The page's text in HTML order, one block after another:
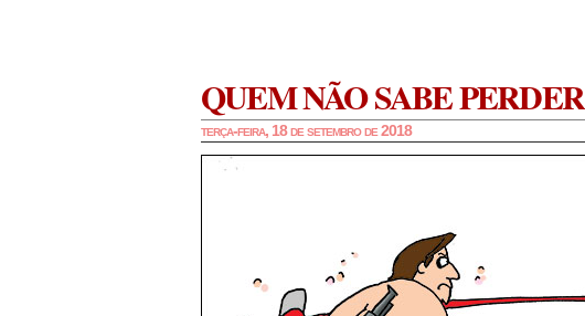
QUEM NÃO SABE PERDER
terça-feira, 18 de setembro de 2018